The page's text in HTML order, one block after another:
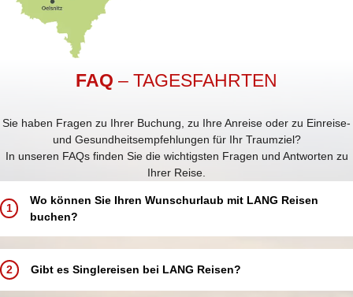
FAQ – TAGESFAHRTEN
Sie haben Fragen zu Ihrer Buchung, zu Ihre Anreise oder zu Einreise-
und Gesundheitsempfehlungen für Ihr Traumziel?
In unseren FAQs finden Sie die wichtigsten Fragen und Antworten zu
Ihrer Reise.
1
Wo können Sie Ihren Wunschurlaub mit LANG Reisen
buchen?
Buchen Sie Ihren Traumurlaub ganz einfach und bequem:
In einem unserer 5 LANG Reisebüros in Annaberg-Buchholz, Aue,
Chemnitz, Schwarzenberg und Zwickau
2 Gibt es Singlereisen bei LANG Reisen?